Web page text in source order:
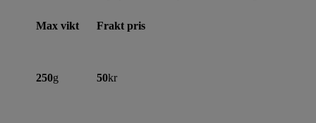
Max vikt Frakt pris
250g 50kr